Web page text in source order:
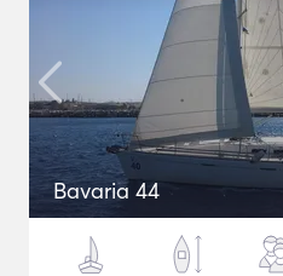
Bavaria 44